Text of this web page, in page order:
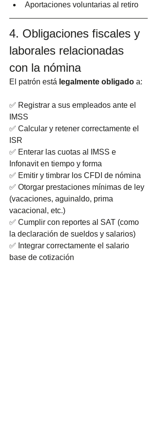
Aportaciones voluntarias al retiro
4. Obligaciones fiscales y
laborales relacionadas
con la nómina
El patrón está legalmente obligado a:
✅ Registrar a sus empleados ante el
IMSS
✅ Calcular y retener correctamente el
ISR
✅ Enterar las cuotas al IMSS e
Infonavit en tiempo y forma
✅ Emitir y timbrar los CFDI de nómina
✅ Otorgar prestaciones mínimas de ley
(vacaciones, aguinaldo, prima
vacacional, etc.)
✅ Cumplir con reportes al SAT (como
la declaración de sueldos y salarios)
✅ Integrar correctamente el salario
base de cotización